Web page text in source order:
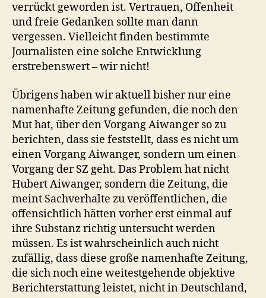
verrückt geworden ist. Vertrauen, Offenheit
und freie Gedanken sollte man dann
vergessen. Vielleicht finden bestimmte
Journalisten eine solche Entwicklung
erstrebenswert – wir nicht!
Übrigens haben wir aktuell bisher nur eine
namenhafte Zeitung gefunden, die noch den
Mut hat, über den Vorgang Aiwanger so zu
berichten, dass sie feststellt, dass es nicht um
einen Vorgang Aiwanger, sondern um einen
Vorgang der SZ geht. Das Problem hat nicht
Hubert Aiwanger, sondern die Zeitung, die
meint Sachverhalte zu veröffentlichen, die
offensichtlich hätten vorher erst einmal auf
ihre Substanz richtig untersucht werden
müssen. Es ist wahrscheinlich auch nicht
zufällig, dass diese große namenhafte Zeitung,
die sich noch eine weitestgehende objektive
Berichterstattung leistet, nicht in Deutschland,